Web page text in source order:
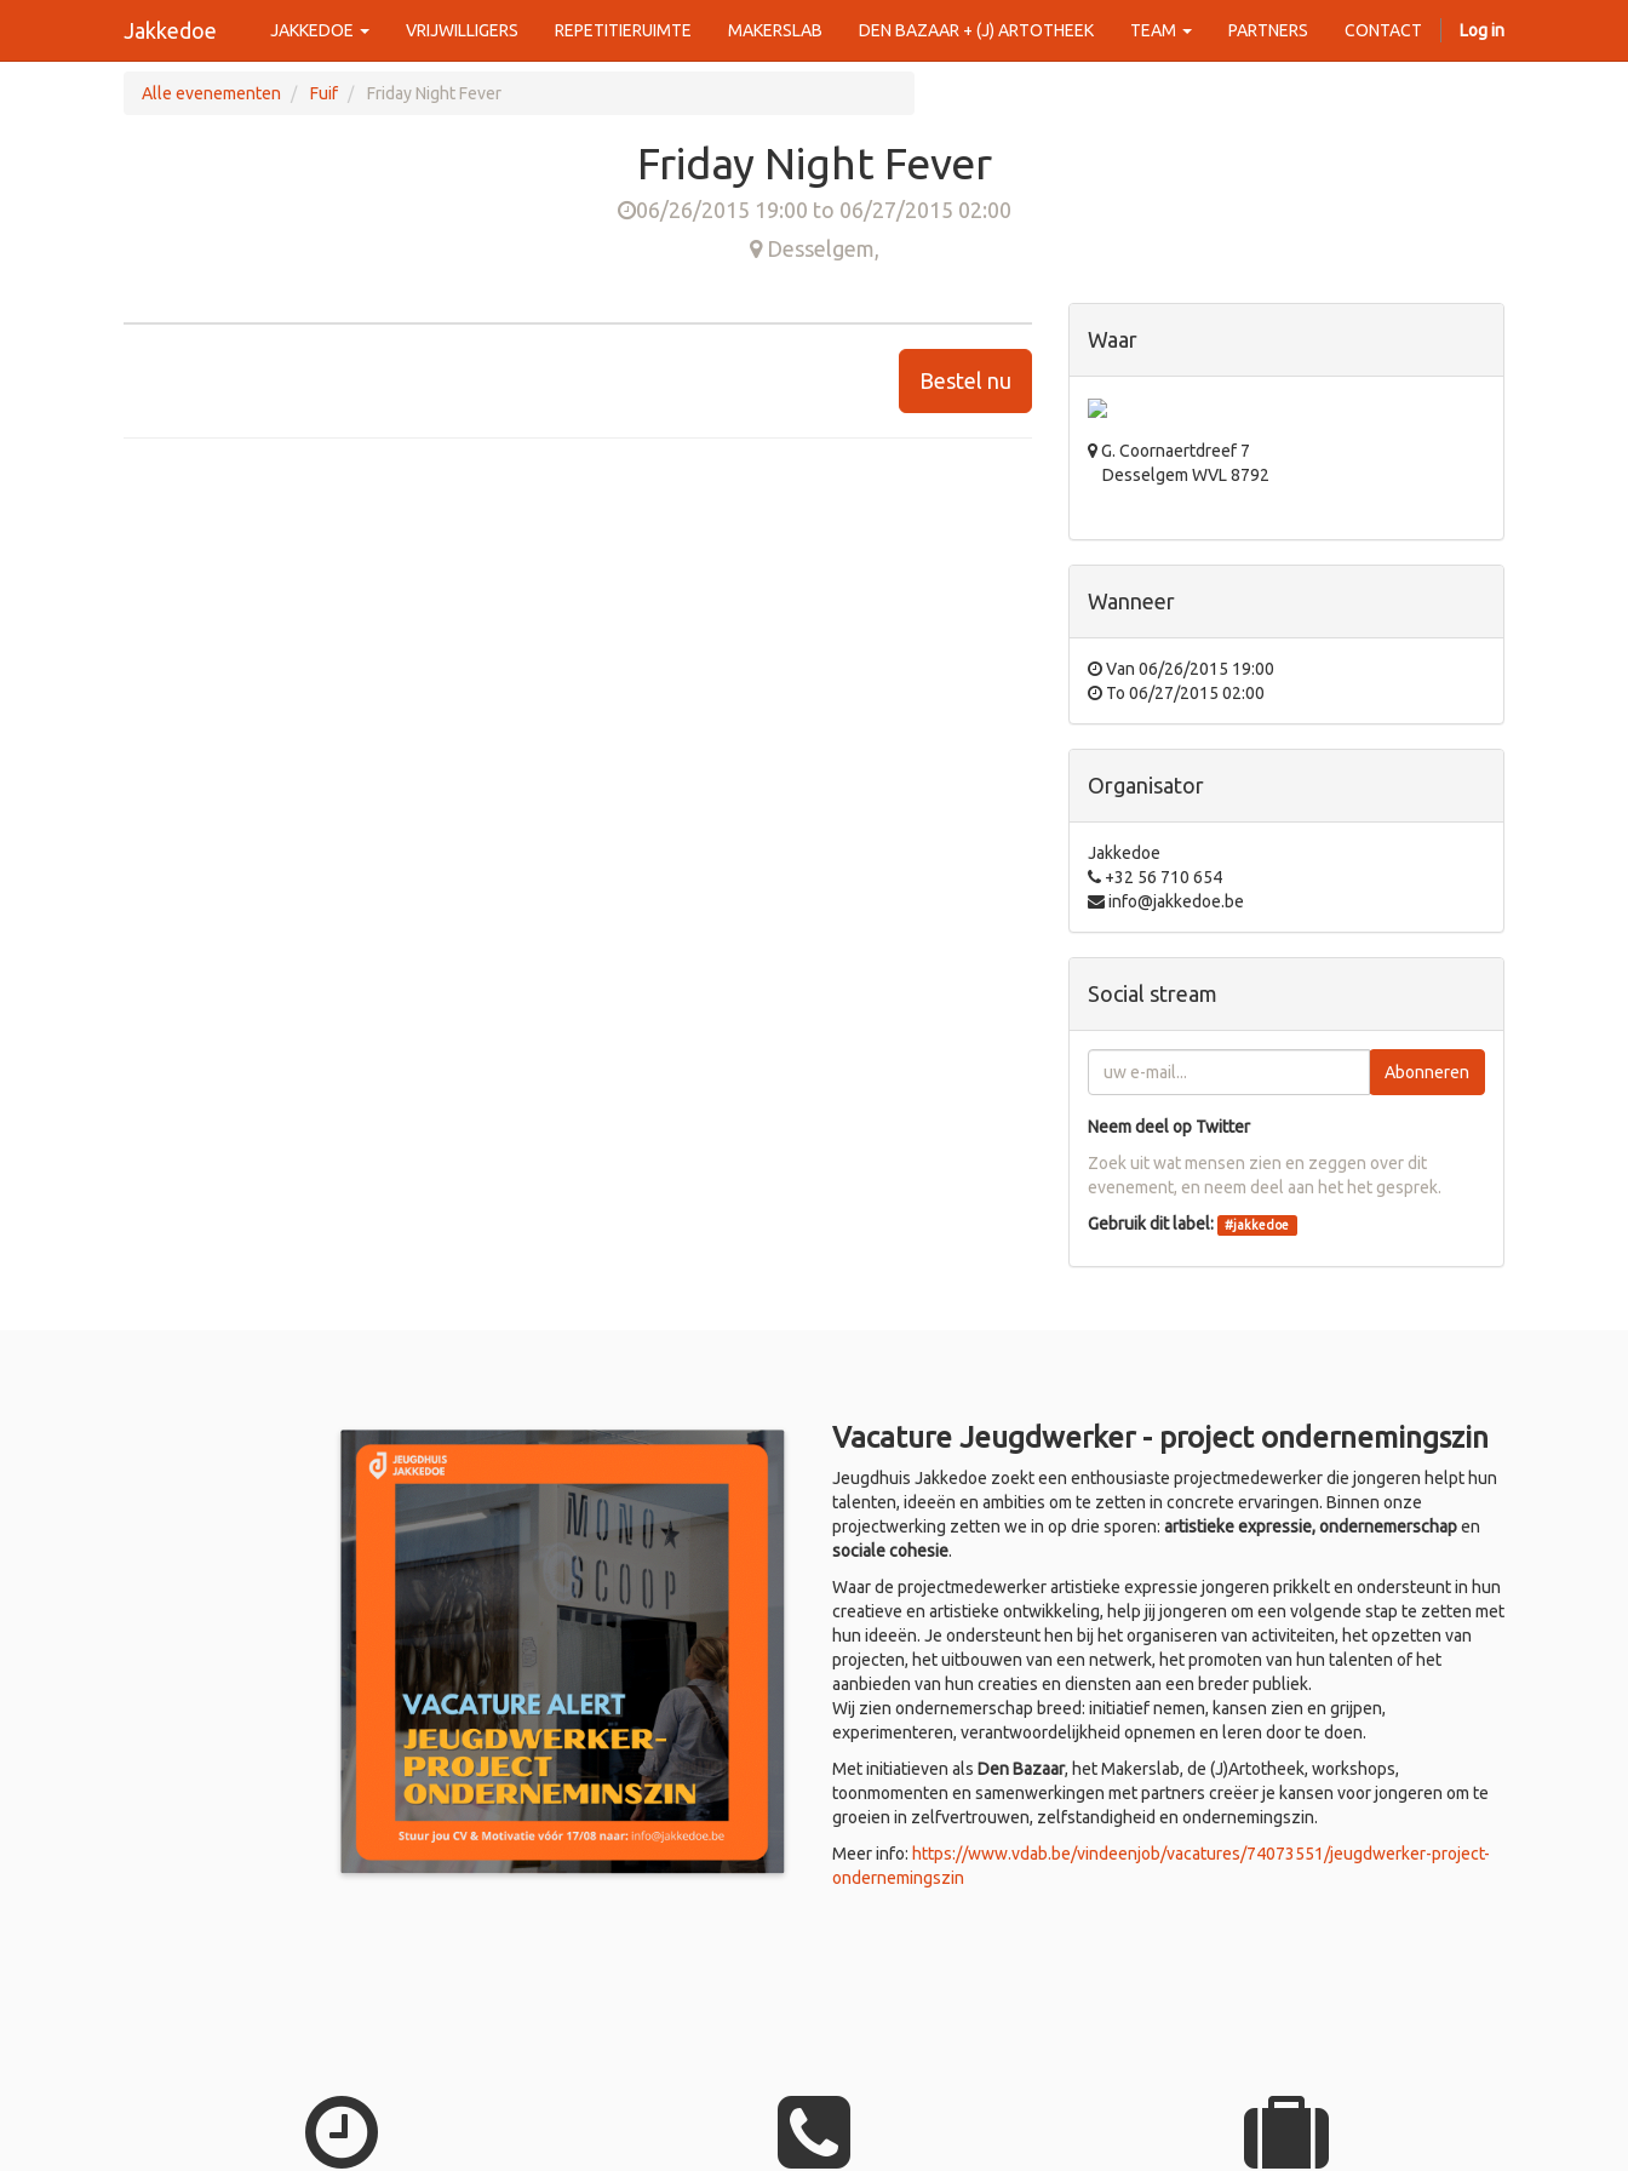
Jakkedoe JAKKEDOE VRIJWILLIGERS REPETITIERUIMTE MAKERSLAB DEN BAZAAR + (J) ARTOTHEEK TEAM PARTNERS CONTACT Log in
Alle evenementen Fuif Friday Night Fever
Friday Night Fever
06/26/2015 19:00 to 06/27/2015 02:00
Desselgem,
Bestel nu
Waar
G. Coornaertdreef 7
Desselgem WVL 8792
Wanneer
Van 06/26/2015 19:00
To 06/27/2015 02:00
Organisator
Jakkedoe
+32 56 710 654
info@jakkedoe.be
Social stream
Abonneren
Neem deel op Twitter
Zoek uit wat mensen zien en zeggen over dit
evenement, en neem deel aan het het gesprek.
Gebruik dit label:
#jakkedoe
Vacature Jeugdwerker - project ondernemingszin
Jeugdhuis Jakkedoe zoekt een enthousiaste projectmedewerker die jongeren helpt hun
talenten, ideeën en ambities om te zetten in concrete ervaringen. Binnen onze
projectwerking zetten we in op drie sporen: artistieke expressie, ondernemerschapen
sociale cohesie.
Waar de projectmedewerker artistieke expressie jongeren prikkelt en ondersteunt in hun
creatieve en artistieke ontwikkeling, help jij jongeren om een volgende stap te zetten met
hun ideeën. Je ondersteunt hen bij het organiseren van activiteiten, het opzetten van
projecten, het uitbouwen van een netwerk, het promoten van hun talenten of het
aanbieden van hun creaties en diensten aan een breder publiek.
Wij zien ondernemerschap breed: initiatief nemen, kansen zien en grijpen,
experimenteren, verantwoordelijkheid opnemen en leren door te doen.
Met initiatieven als Den Bazaar, het Makerslab, de (J)Artotheek, workshops,
toonmomenten en samenwerkingen met partners creëer je kansen voor jongeren om te
groeien in zelfvertrouwen, zelfstandigheid en ondernemingszin.
Meer info: https://www.vdab.be/vindeenjob/vacatures/74073551/jeugdwerker-project-
ondernemingszin